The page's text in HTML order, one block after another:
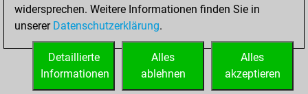
STARTSEITE
widersprechen. Weitere Informationen finden Sie in
unserer Datenschutzerklärung.
Alles
akzeptieren
Alles
ablehnen
Detaillierte
Informationen